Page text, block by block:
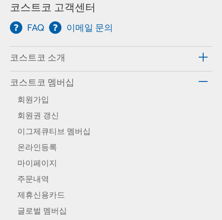
코스트코 고객센터
FAQ 이메일 문의
코스트코 소개
코스트코 멤버십
회원가입
회원권 갱신
이그제큐티브 멤버십
온라인등록
마이페이지
주문내역
제휴신용카드
글로벌 멤버십